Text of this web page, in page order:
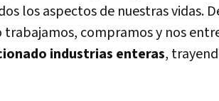
los aspectos de nuestras vidas.
trabajamos, compramos y nos
industrias enteras,